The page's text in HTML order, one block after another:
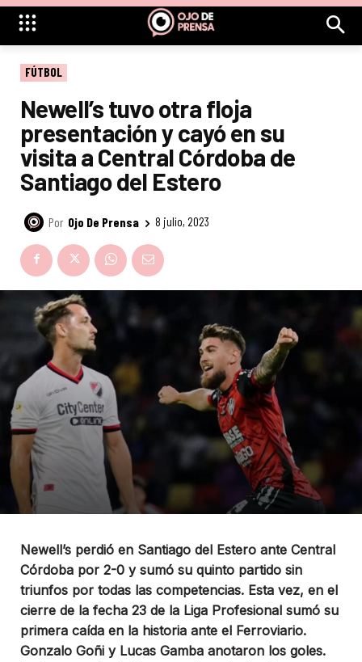
FÚTBOL
Newell’s tuvo otra floja
presentación y cayó en su
visita a Central Córdoba de
Santiago del Estero
Por Ojo De Prensa 8 julio, 2023
Newell’s perdió en Santiago del Estero ante Central
Córdoba por 2-0 y sumó su quinto partido sin
triunfos por todas las competencias. Esta vez, en el
cierre de la fecha 23 de la Liga Profesional sumó su
primera caída en la historia ante el Ferroviario.
Gonzalo Goñi y Lucas Gamba anotaron los goles.